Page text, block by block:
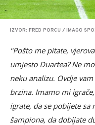
IZVOR: FRED PORCU / IMAGO
"Pošto me pitate,
umjesto Duartea? Ne
neku analizu. Ovdje
brzina. Imamo mi
igrate, da se pobijete sa
šampiona, da dobijate